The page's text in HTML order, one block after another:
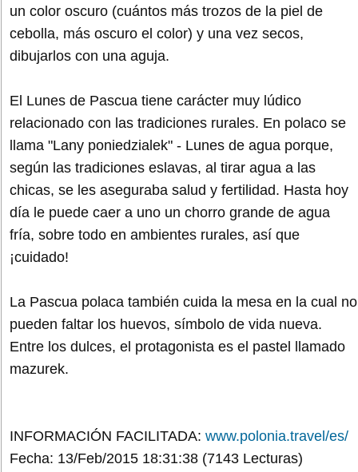
un color oscuro (cuántos más trozos de la piel de
cebolla, más oscuro el color) y una vez secos,
dibujarlos con una aguja.
El Lunes de Pascua tiene carácter muy lúdico
relacionado con las tradiciones rurales. En polaco se
llama "Lany poniedzialek" - Lunes de agua porque,
según las tradiciones eslavas, al tirar agua a las
chicas, se les aseguraba salud y fertilidad. Hasta hoy
día le puede caer a uno un chorro grande de agua
fría, sobre todo en ambientes rurales, así que
¡cuidado!
La Pascua polaca también cuida la mesa en la cual no
pueden faltar los huevos, símbolo de vida nueva.
Entre los dulces, el protagonista es el pastel llamado
mazurek.
INFORMACIÓN FACILITADA: www.polonia.travel/es/
Fecha: 13/Feb/2015 18:31:38 (7143 Lecturas)